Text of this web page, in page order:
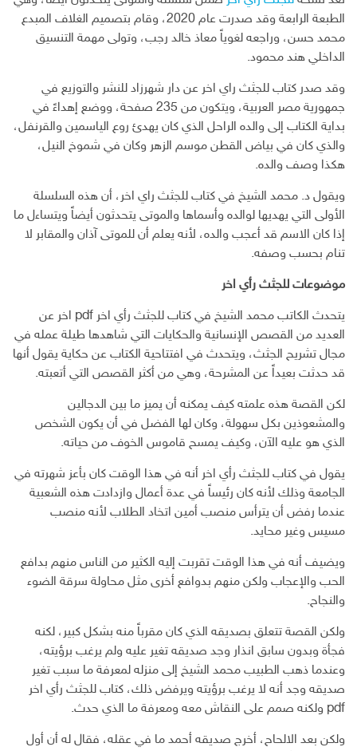
الطبعة الرابعة وقد صدرت عام 2020، وقام بتصميم الغلاف المبدع
محمد حسن، وراجعه لغوياً معاذ خالد رجب، وتولى مهمة التنسيق
الداخلي هند محمود.
وقد صدر كتاب للجثث راي اخر عن دار شهرزاد للنشر والتوزيع في
جمهورية مصر العربية، ويتكون من 235 صفحة، ووضع إهداءً في
بداية الكتاب إلى والده الراحل الذي كان يهدئ روع الياسمين والقرنفل،
والذي كان في بياض القطن موسم الزهر وكان في شموخ النيل،
هكذا وصف والده.
ويقول د. محمد الشيخ في كتاب للجثث راي اخر، أن هذه السلسلة
الأولى التي يهديها لوالده وأسماها والموتى يتحدثون أيضاً ويتساءل ما
إذا كان الاسم قد أعجب والده، لأنه يعلم أن للموتى آذان والمقابر لا
تنام بحسب وصفه.
موضوعات للجثث رأي اخر
يتحدث الكاتب محمد الشيخ في كتاب للجثث رأي اخر pdf اخر عن
العديد من القصص الإنسانية والحكايات التي شاهدها طيلة عمله في
مجال تشريح الجثث، ويتحدث في افتتاحية الكتاب عن حكاية يقول أنها
قد حدثت بعيداً عن المشرحة، وهي من أكثر القصص التي أتعبته.
لكن القصة هذه علمته كيف يمكنه أن يميز ما بين الدجالين
والمشعوذين بكل سهولة، وكان لها الفضل في أن يكون الشخص
الذي هو عليه الآن، وكيف يمسح قاموس الخوف من حياته.
يقول في كتاب للجثث رأي اخر أنه في هذا الوقت كان بأعز شهرته في
الجامعة وذلك لأنه كان رئيساً في عدة أعمال وازدادت هذه الشعبية
عندما رفض أن يترأس منصب أمين اتخاد الطلاب لأنه منصب
مسيس وغير محايد.
ويضيف أنه في هذا الوقت تقربت إليه الكثير من الناس منهم بدافع
الحب والإعجاب ولكن منهم بدوافع أخرى مثل محاولة سرقة الضوء
والنجاح.
ولكن القصة تتعلق بصديقه الذي كان مقرباً منه بشكل كبير، لكنه
فجأة وبدون سابق انذار وجد صديقه تغير عليه ولم يرغب برؤيته،
وعندما ذهب الطبيب محمد الشيخ إلى منزله لمعرفة ما سبب تغير
صديقه وجد أنه لا يرغب برؤيته ويرفض ذلك، كتاب للجثث رأي اخر
pdf ولكنه صمم على النقاش معه ومعرفة ما الذي حدث.
ولكن بعد الالحاح، أخرج صديقه أحمد ما في عقله، فقال له أن أول